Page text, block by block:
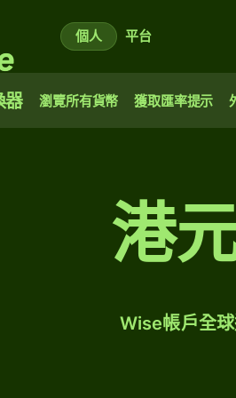
個人 平台
器 瀏覽所有貨幣 獲取匯率提示
港
Wise帳戶全